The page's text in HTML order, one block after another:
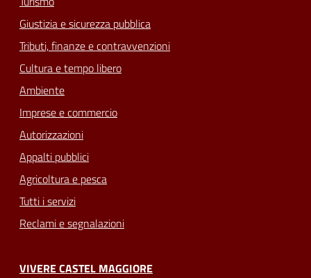
Giustizia e sicurezza pubblica
Tributi, finanze e contravvenzioni
Cultura e tempo libero
Ambiente
Imprese e commercio
Autorizzazioni
Appalti pubblici
Agricoltura e pesca
Tutti i servizi
Reclami e segnalazioni
VIVERE CASTEL MAGGIORE